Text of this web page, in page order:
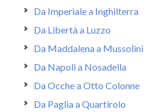
Da Imperiale a Inghilterra
Da Libertà a Luzzo
Da Maddalena a Mussolini
Da Napoli a Nosadella
Da Ocche a Otto Colonne
Da Paglia a Quartirolo